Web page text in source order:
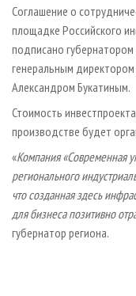
БИОЭНЕРГЕТИКА
ЦБП
ИНСТРУМЕНТ И
RUSSIAN FORESTRY
ГАЗЕТА
БИБЛИОТЕКА
Соглашение о
площадке Российского
подписано
генеральным
Александром Букатиным.
Стоимость
производстве будет
«Компания «Современная
регионального
что созданная здесь
для бизнеса позитивно
губернатор региона.